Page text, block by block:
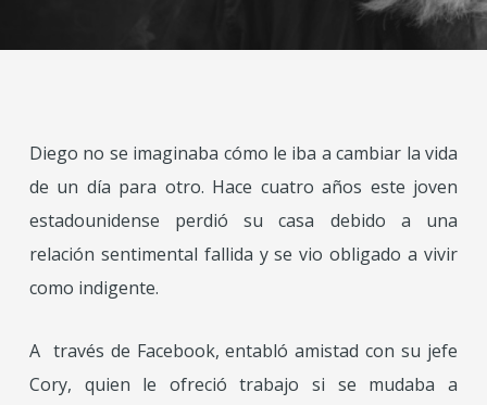
Diego no se imaginaba cómo le iba a cambiar la vida
de un día para otro. Hace cuatro años este joven
estadounidense perdió su casa debido a una
relación sentimental fallida y se vio obligado a vivir
como indigente.
A través de Facebook, entabló amistad con su jefe
Cory, quien le ofreció trabajo si se mudaba a